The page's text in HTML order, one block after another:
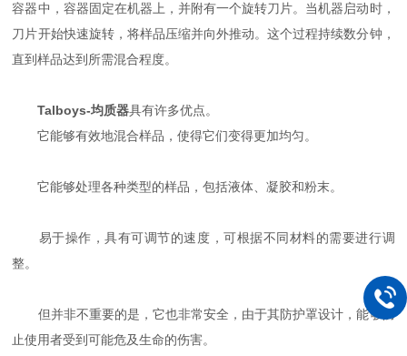
容器中，容器固定在机器上，并附有一个旋转刀片。当机器启动时，
刀片开始快速旋转，将样品压缩并向外推动。这个过程持续数分钟，
直到样品达到所需混合程度。
Talboys-均质器具有许多优点。
它能够有效地混合样品，使得它们变得更加均匀。
它能够处理各种类型的样品，包括液体、凝胶和粉末。
易于操作，具有可调节的速度，可根据不同材料的需要进行调
整。
但并非不重要的是，它也非常安全，由于其防护罩设计，能够防
止使用者受到可能危及生命的伤害。